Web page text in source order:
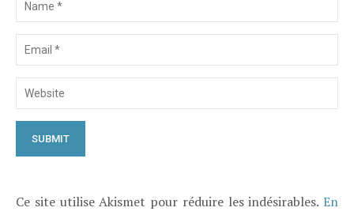
Ce site utilise Akismet pour réduire les indésirables. En